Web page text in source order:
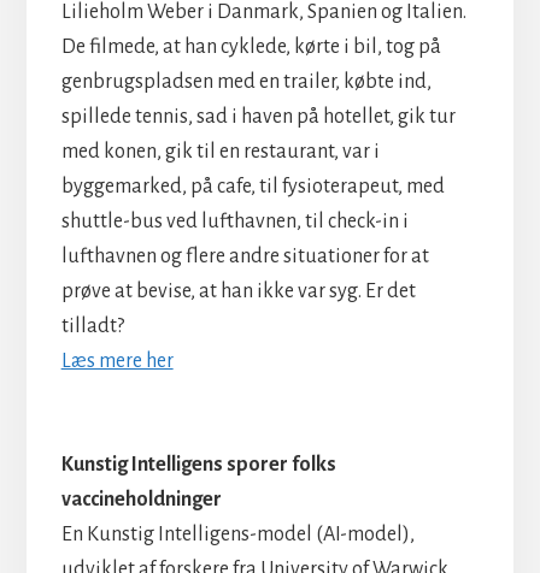
Lilieholm Weber i Danmark, Spanien og Italien.
De filmede, at han cyklede, kørte i bil, tog på
genbrugspladsen med en trailer, købte ind,
spillede tennis, sad i haven på hotellet, gik tur
med konen, gik til en restaurant, var i
byggemarked, på cafe, til fysioterapeut, med
shuttle-bus ved lufthavnen, til check-in i
lufthavnen og flere andre situationer for at
prøve at bevise, at han ikke var syg. Er det
tilladt?
Læs mere her
Kunstig Intelligens sporer folks
vaccineholdninger
En Kunstig Intelligens-model (AI-model),